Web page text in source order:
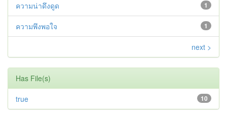
1
ความน่าดึงดูด
1
ความพึงพอใจ
next >
Has File(s)
10
true